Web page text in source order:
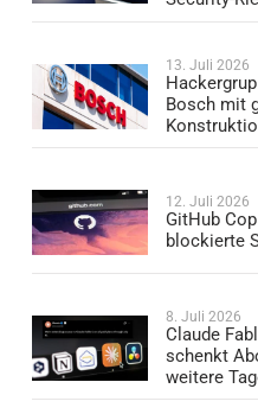
13. Juli 2026
Bosch mit
12. Juli 2026
GitHub
blockierte
8. Juli 2026
Claude
schenkt
weitere